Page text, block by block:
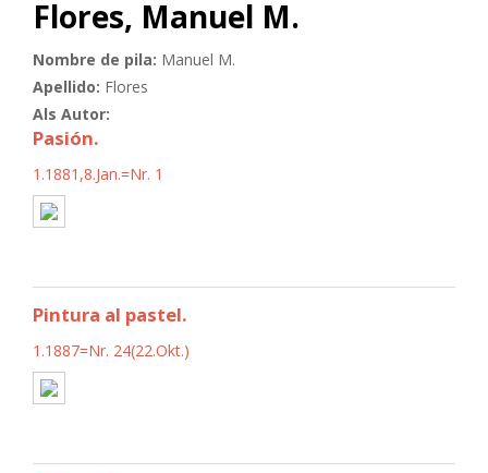
Flores, Manuel M.
Nombre de pila: Manuel M.
Apellido: Flores
Als Autor:
Pasión.
1.1881,8.Jan.=Nr. 1
Pintura al pastel.
1.1887=Nr. 24(22.Okt.)